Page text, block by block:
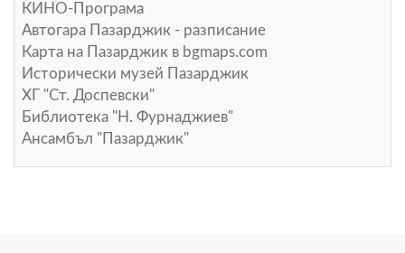
КИНО-Програма
Автогара Пазарджик - разписание
Карта на Пазарджик в bgmaps.com
Исторически музей Пазарджик
ХГ "Ст. Доспевски"
Библиотека "Н. Фурнаджиев"
Ансамбъл "Пазарджик"